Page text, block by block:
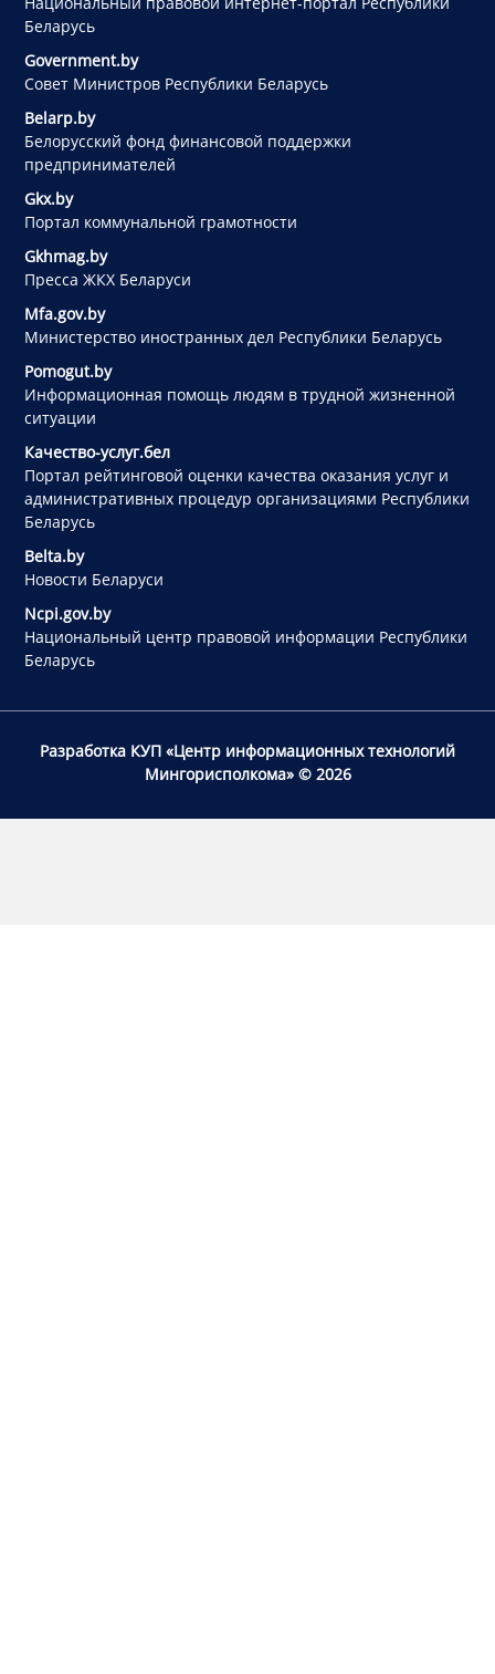
Беларусь
Government.by
Совет Министров Республики Беларусь
Belarp.by
Белорусский фонд финансовой поддержки
предпринимателей
Gkx.by
Портал коммунальной грамотности
Gkhmag.by
Пресса ЖКХ Беларуси
Mfa.gov.by
Министерство иностранных дел Республики Беларусь
Pomogut.by
Информационная помощь людям в трудной жизненной
ситуации
Качество-услуг.бел
Портал рейтинговой оценки качества оказания услуг и
административных процедур организациями Республики
Беларусь
Belta.by
Новости Беларуси
Ncpi.gov.by
Национальный центр правовой информации Республики
Беларусь
Разработка КУП «Центр информационных технологий
Мингорисполкома»© 2026